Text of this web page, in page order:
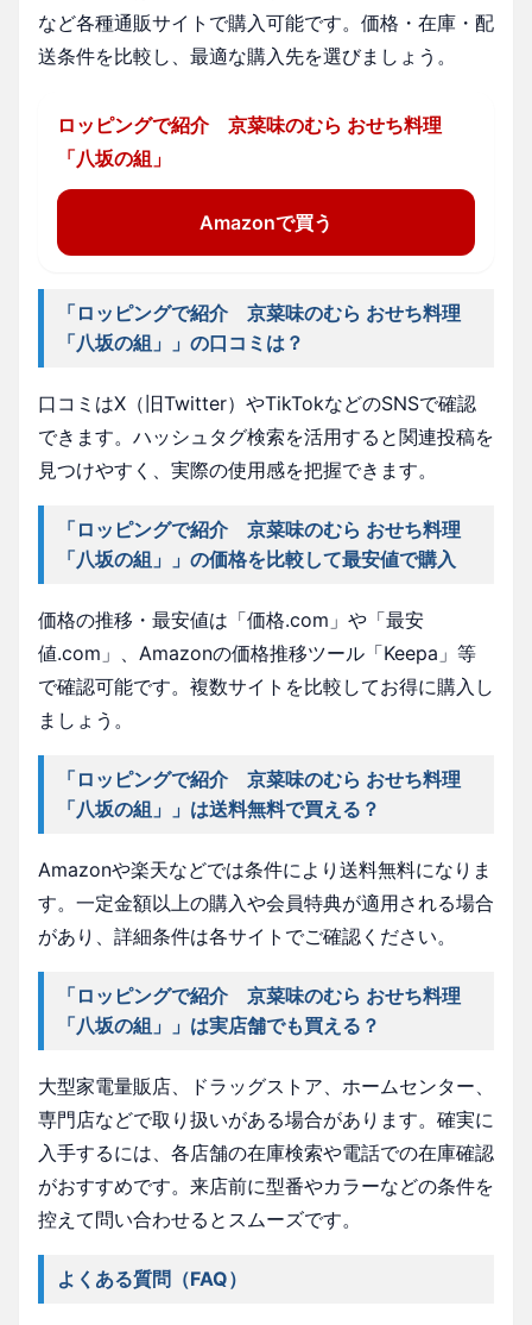
など各種通販サイトで購入可能です。価格・在庫・配
送条件を比較し、最適な購入先を選びましょう。
ロッピングで紹介 京菜味のむら おせち料理
「八坂の組」
Amazonで買う
「ロッピングで紹介 京菜味のむら おせち料理
「八坂の組」」の口コミは？
口コミはX（旧Twitter）やTikTokなどのSNSで確認
できます。ハッシュタグ検索を活用すると関連投稿を
見つけやすく、実際の使用感を把握できます。
「ロッピングで紹介 京菜味のむら おせち料理
「八坂の組」」の価格を比較して最安値で購入
価格の推移・最安値は「価格.com」や「最安
値.com」、Amazonの価格推移ツール「Keepa」等
で確認可能です。複数サイトを比較してお得に購入し
ましょう。
「ロッピングで紹介 京菜味のむら おせち料理
「八坂の組」」は送料無料で買える？
Amazonや楽天などでは条件により送料無料になりま
す。一定金額以上の購入や会員特典が適用される場合
があり、詳細条件は各サイトでご確認ください。
「ロッピングで紹介 京菜味のむら おせち料理
「八坂の組」」は実店舗でも買える？
大型家電量販店、ドラッグストア、ホームセンター、
専門店などで取り扱いがある場合があります。確実に
入手するには、各店舗の在庫検索や電話での在庫確認
がおすすめです。来店前に型番やカラーなどの条件を
控えて問い合わせるとスムーズです。
よくある質問（FAQ）